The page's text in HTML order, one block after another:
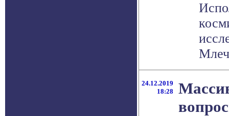
24.12.2019
18:28